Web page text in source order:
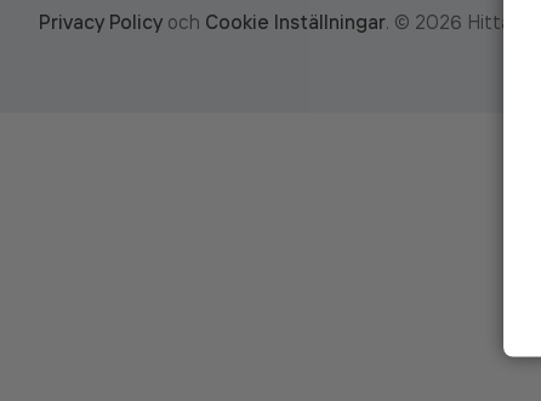
Privacy Policy och Cookie Inställningar. © 2026 Hitta.se